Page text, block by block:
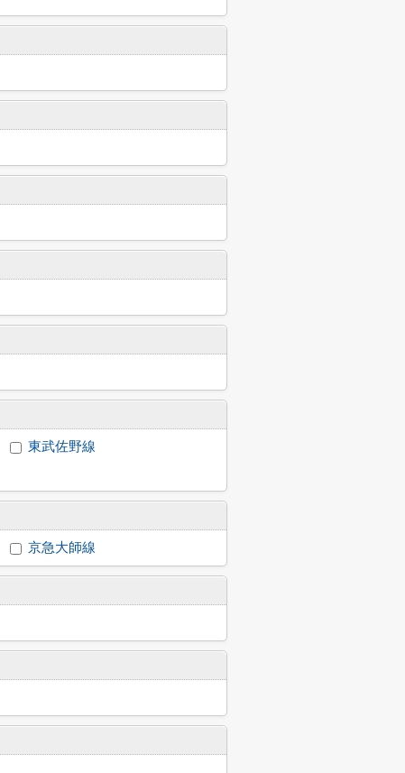
東武佐野線
京急大師線